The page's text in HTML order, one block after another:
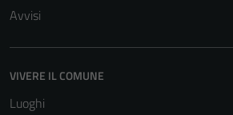
Avvisi
VIVERE IL COMUNE
Luoghi